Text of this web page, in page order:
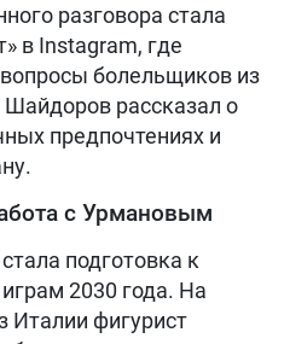
разговора стала
в Instagram, где
болельщиков из
рассказал о
предпочтениях и
с Урмановым
подготовка к
2030 года. На
Италии фигурист